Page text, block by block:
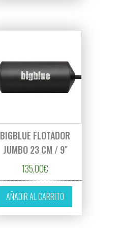
BIGBLUE FLOTADOR
JUMBO 23 CM / 9″
135,00€
AÑADIR AL CARRITO